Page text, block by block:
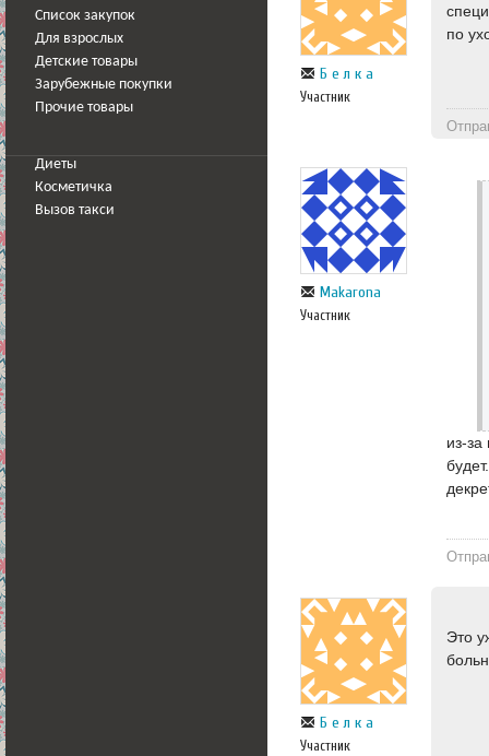
Список закупок
Для взрослых
Детские товары
Зарубежные покупки
Прочие товары
Диеты
Косметичка
Вызов такси
Б е л к а
Участник
по
Makarona
Участник
из-
Б е л к а
Участник
Это